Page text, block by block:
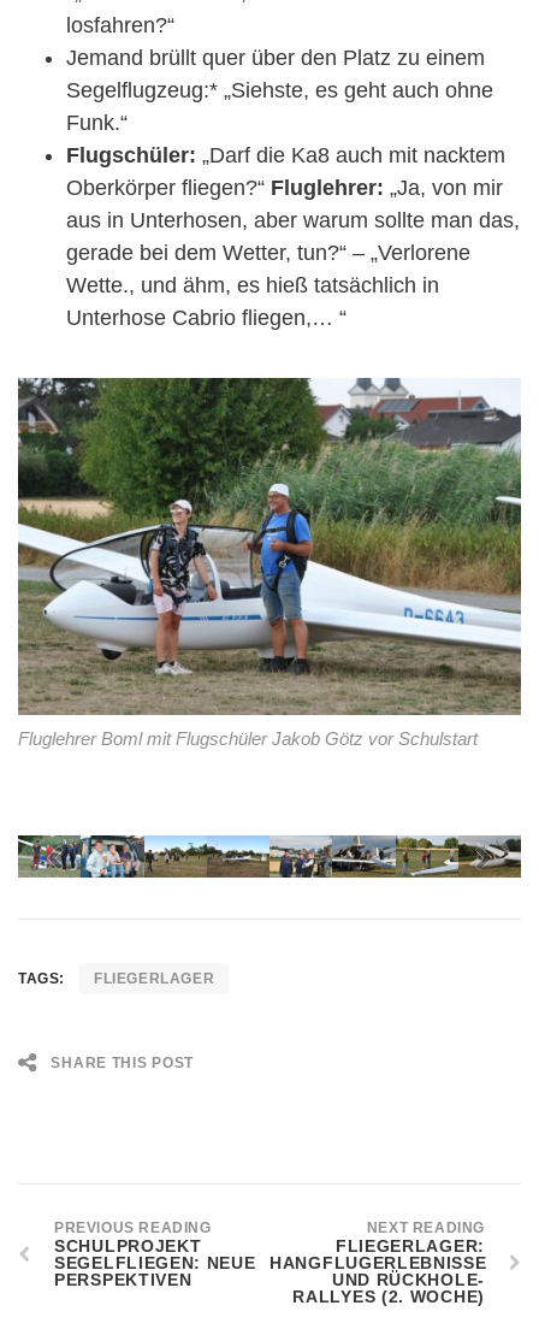
losfahren?“
Jemand brüllt quer über den Platz zu einem
Segelflugzeug:* „Siehste, es geht auch ohne
Funk.“
Flugschüler: „Darf die Ka8 auch mit nacktem
Oberkörper fliegen?“ Fluglehrer: „Ja, von mir
aus in Unterhosen, aber warum sollte man das,
gerade bei dem Wetter, tun?“ – „Verlorene
Wette., und ähm, es hieß tatsächlich in
Unterhose Cabrio fliegen,… “
Fluglehrer Boml mit Flugschüler Jakob Götz vor Schulstart
TAGS: FLIEGERLAGER
SHARE THIS POST
PREVIOUS READING
SCHULPROJEKT
SEGELFLIEGEN: NEUE
PERSPEKTIVEN
NEXT READING
FLIEGERLAGER:
HANGFLUGERLEBNISSE
UND RÜCKHOLE-
RALLYES (2. WOCHE)